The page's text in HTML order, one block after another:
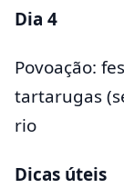
Dia 4
Povoação:
tartarugas
rio
Dicas úteis